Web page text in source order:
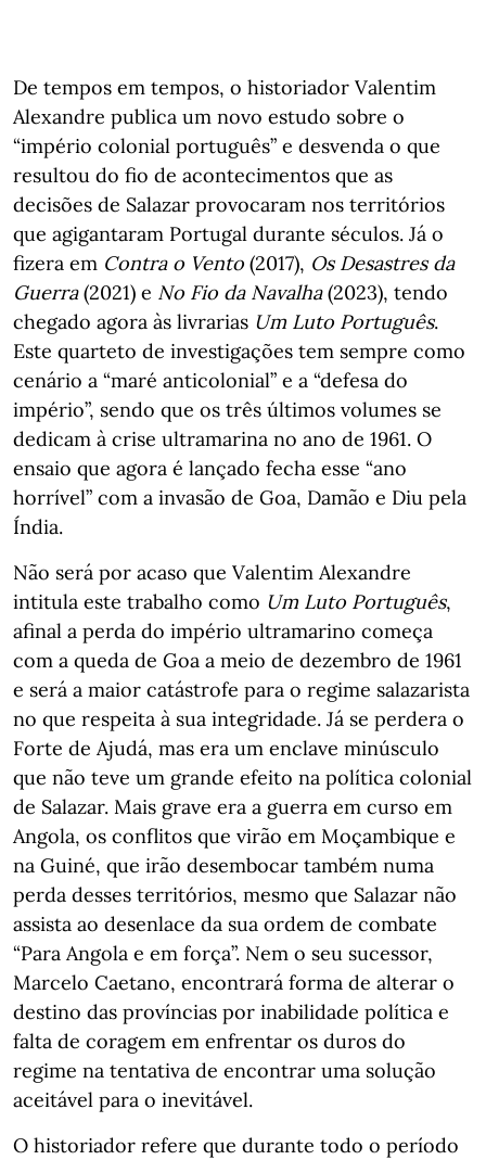
De tempos em tempos, o historiador Valentim
Alexandre publica um novo estudo sobre o
“império colonial português” e desvenda o que
resultou do fio de acontecimentos que as
decisões de Salazar provocaram nos territórios
que agigantaram Portugal durante séculos. Já o
fizera em Contra o Vento (2017), Os Desastres da
Guerra(2021) e No Fio da Navalha(2023), tendo
chegado agora às livrarias Um Luto Português.
Este quarteto de investigações tem sempre como
cenário a “maré anticolonial” e a “defesa do
império”, sendo que os três últimos volumes se
dedicam à crise ultramarina no ano de 1961. O
ensaio que agora é lançado fecha esse “ano
horrível” com a invasão de Goa, Damão e Diu pela
Índia.
Não será por acaso que Valentim Alexandre
intitula este trabalho como Um Luto Português,
afinal a perda do império ultramarino começa
com a queda de Goa a meio de dezembro de 1961
e será a maior catástrofe para o regime salazarista
no que respeita à sua integridade. Já se perdera o
Forte de Ajudá, mas era um enclave minúsculo
que não teve um grande efeito na política colonial
de Salazar. Mais grave era a guerra em curso em
Angola, os conflitos que virão em Moçambique e
na Guiné, que irão desembocar também numa
perda desses territórios, mesmo que Salazar não
assista ao desenlace da sua ordem de combate
“Para Angola e em força”. Nem o seu sucessor,
Marcelo Caetano, encontrará forma de alterar o
destino das províncias por inabilidade política e
falta de coragem em enfrentar os duros do
regime na tentativa de encontrar uma solução
aceitável para o inevitável.
O historiador refere que durante todo o período